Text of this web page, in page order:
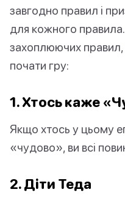
завгодно правил і
для кожного правила.
захоплюючих
почати гру:
1. Хтось каже
Якщо хтось у цьому
«чудово», ви всі
2. Діти Теда